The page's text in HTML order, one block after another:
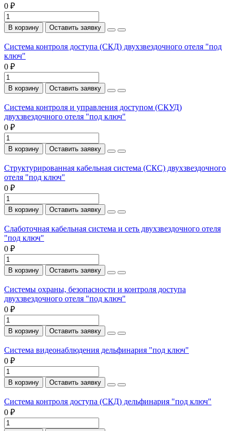
0 ₽
В корзину Оставить заявку
Система контроля доступа (СКД) двухзвездочного отеля "под
ключ"
0 ₽
В корзину Оставить заявку
Система контроля и управления доступом (СКУД)
двухзвездочного отеля "под ключ"
0 ₽
В корзину Оставить заявку
Структурированная кабельная система (СКС) двухзвездочного
отеля "под ключ"
0 ₽
В корзину Оставить заявку
Слаботочная кабельная система и сеть двухзвездочного отеля
"под ключ"
0 ₽
В корзину Оставить заявку
Системы охраны, безопасности и контроля доступа
двухзвездочного отеля "под ключ"
0 ₽
В корзину Оставить заявку
Система видеонаблюдения дельфинария "под ключ"
0 ₽
В корзину Оставить заявку
Система контроля доступа (СКД) дельфинария "под ключ"
0 ₽